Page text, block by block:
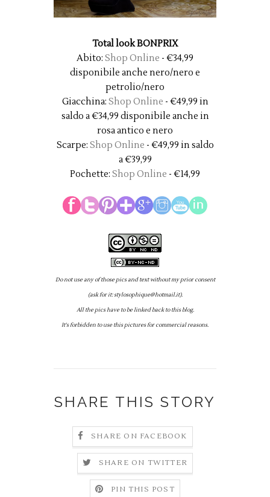
Total look BONPRIX
Abito: Shop Online - €34,99
disponibile anche nero/nero e
petrolio/nero
Giacchina: Shop Online - €49,99 in
saldo a €34,99 disponibile anche in
rosa antico e nero
Scarpe: Shop Online - €49,99 in saldo
a €39,99
Pochette: Shop Online - €14,99
Do not use any of those pics and text without my prior consent
(ask for it: stylosophique@hotmail.it).
All the pics have to be linked back to this blog.
It's forbidden to use this pictures for commercial reasons.
SHARE THIS STORY
SHARE ON FACEBOOK
SHARE ON TWITTER
PIN THIS POST